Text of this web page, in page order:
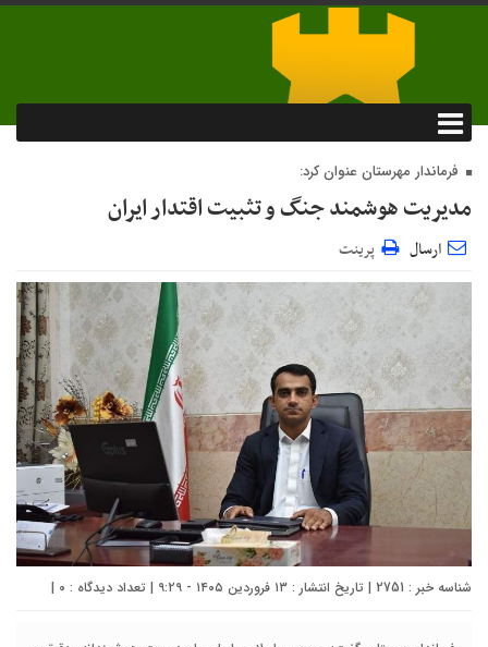
فرماندار مهرستان عنوان کرد:
مدیریت هوشمند جنگ و تثبیت اقتدار ایران
ارسال پرینت
شناسه خبر : 2751 | تاریخ انتشار : ۱۳ فروردین ۱۴۰۵ - ۹:۲۹ | تعداد دیدگاه : ۰ |